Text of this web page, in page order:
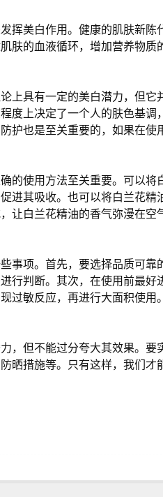
挥美白作用。健康的肌肤新
肤的血液循环，增加营养物
上具有一定的美白潜力，但它
度上决定了一个人的肤色基
护也是至关重要的，如果在
的使用方法至关重要。可以
进其吸收。也可以将白兰花
让白兰花精油的香气弥漫在
事项。首先，要选择品质可
行判断。其次，在使用前最
过敏反应，再进行大面积使
，但不能过分夸大其效果。
晒措施等。只有这样，我们